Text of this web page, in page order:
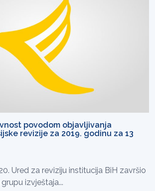
povodom objavljivanja
revizije za 2019. godinu za 13
Ured za reviziju institucija BiH završio
izvještaja...